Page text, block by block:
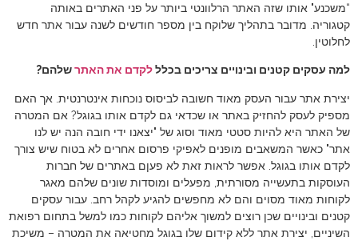
“משכנע" אותו שזה האתר הרלוונטי ביותר על פני האתרים באותה
קטגוריה. מדובר בתהליך שלוקח בין מספר חודשים לשנה עבור אתר חדש
לחלוטין.
למה עסקים קטנים ובינויים צריכים בכלללקדם את האתרשלהם?
יצירת אתר עבור העסק מאוד חשובה לביסוס נוכחות אינטרנטית. אך האם
מספיק לעסק להחזיק באתר או שכדאי גם לקדם אותו בגוגל? אם המטרה
של האתר היא להיות סטטי מאוד וסוג של "יצאנו ידי חובה הנה יש לנו
אתר" כאשר המשאבים מופנים לאפיקי פרסום אחרים לא בטוח שיש צורך
לקדם אותו בגוגל. אפשר לראות זאת לא פעןם באתרים של חברות
העוסקות בתעשייה מסורתית, מפעלים ומוסדות שונים שלהם מאגר
לקוחות מאוד מסוים והם לא מחפשים להגיע לקהל רחב. עבור עסקים
קטנים ובינויים שכן רוצים למשוך אליהם לקוחות כמו למשל בתחום רפואת
השיניים, יצירת אתר ללא קידום שלו בגוגל מחטיאה את המטרה – משיכת